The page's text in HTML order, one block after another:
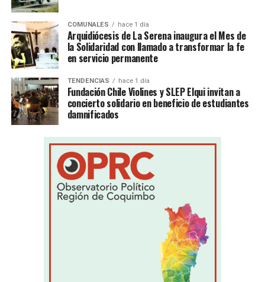
COMUNALES hace 1 día
Arquidiócesis de La Serena inaugura el Mes de
la Solidaridad con llamado a transformar la fe
en servicio permanente
TENDENCIAS hace 1 día
Fundación Chile Violines y SLEP Elqui invitan a
concierto solidario en beneficio de estudiantes
damnificados